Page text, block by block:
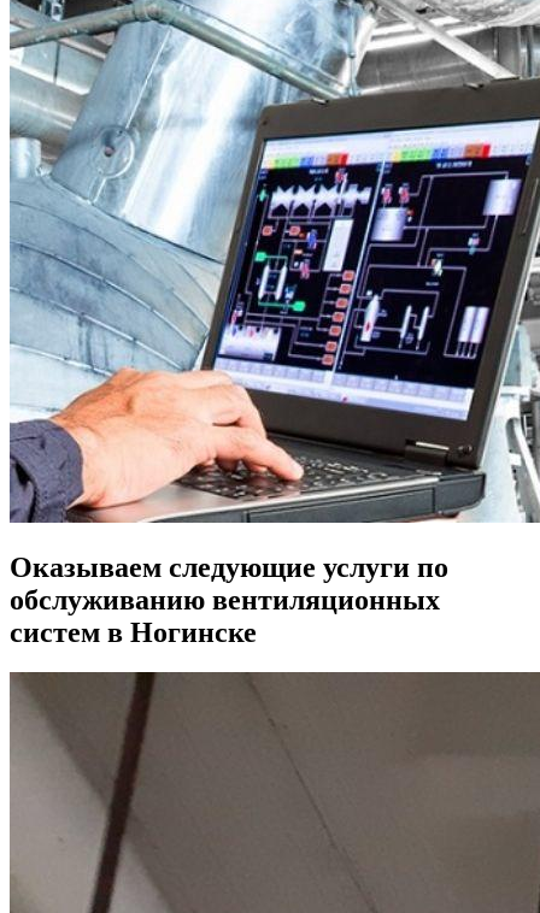
Оказываем следующие услуги по
обслуживанию вентиляционных
систем в Ногинске